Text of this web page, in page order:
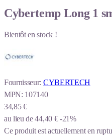
Cybertemp Long 1
Bientôt en stock !
Fournisseur: CYBERTECH
MPN: 107140
34,85 €
au lieu de44,40 € -21%
Ce produit est actuellement en